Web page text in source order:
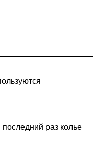
раз колье